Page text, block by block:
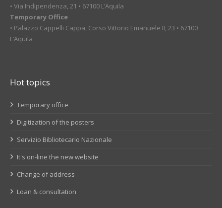
• Via Indipendenza, 21 • 67100 L’Aquila
Temporary Office
• Palazzo Cappelli Cappa, Corso Vittorio Emanuele II, 23 • 67100
L’Aquila
Hot topics
Temporary office
Digitization of the posters
Servizio Bibliotecario Nazionale
It's on-line the new website
Change of address
Loan & consultation